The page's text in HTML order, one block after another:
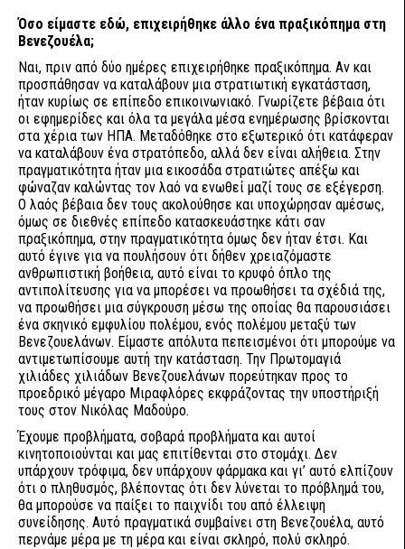
Όσο είμαστε εδώ, επιχειρήθηκε άλλο ένα πραξικόπημα στη
Βενεζουέλα;
Ναι, πριν από δύο ημέρες επιχειρήθηκε πραξικόπημα. Αν και
προσπάθησαν να καταλάβουν μια στρατιωτική εγκατάσταση,
ήταν κυρίως σε επίπεδο επικοινωνιακό. Γνωρίζετε βέβαια ότι
οι εφημερίδες και όλα τα μεγάλα μέσα ενημέρωσης βρίσκονται
στα χέρια των ΗΠΑ. Μεταδόθηκε στο εξωτερικό ότι κατάφεραν
να καταλάβουν ένα στρατόπεδο, αλλά δεν είναι αλήθεια. Στην
πραγματικότητα ήταν μια εικοσάδα στρατιώτες απέξω και
φώναζαν καλώντας τον λαό να ενωθεί μαζί τους σε εξέγερση.
Ο λαός βέβαια δεν τους ακολούθησε και υποχώρησαν αμέσως,
όμως σε διεθνές επίπεδο κατασκευάστηκε κάτι σαν
πραξικόπημα, στην πραγματικότητα όμως δεν ήταν έτσι. Και
αυτό έγινε για να πουλήσουν ότι δήθεν χρειαζόμαστε
ανθρωπιστική βοήθεια, αυτό είναι το κρυφό όπλο της
αντιπολίτευσης για να μπορέσει να προωθήσει τα σχέδιά της,
να προωθήσει μια σύγκρουση μέσω της οποίας θα παρουσιάσει
ένα σκηνικό εμφυλίου πολέμου, ενός πολέμου μεταξύ των
Βενεζουελάνων. Είμαστε απόλυτα πεπεισμένοι ότι μπορούμε να
αντιμετωπίσουμε αυτή την κατάσταση. Την Πρωτομαγιά
χιλιάδες χιλιάδων Βενεζουελάνων πορεύτηκαν προς το
προεδρικό μέγαρο Μιραφλόρες εκφράζοντας την υποστήριξή
τους στον Νικόλας Μαδούρο.
Έχουμε προβλήματα, σοβαρά προβλήματα και αυτοί
κινητοποιούνται και μας επιτίθενται στο στομάχι. Δεν
υπάρχουν τρόφιμα, δεν υπάρχουν φάρμακα και γι’ αυτό ελπίζουν
ότι ο πληθυσμός, βλέποντας ότι δεν λύνεται το πρόβλημά του,
θα μπορούσε να παίξει το παιχνίδι του από έλλειψη
συνείδησης. Αυτό πραγματικά συμβαίνει στη Βενεζουέλα, αυτό
περνάμε μέρα με τη μέρα και είναι σκληρό, πολύ σκληρό.